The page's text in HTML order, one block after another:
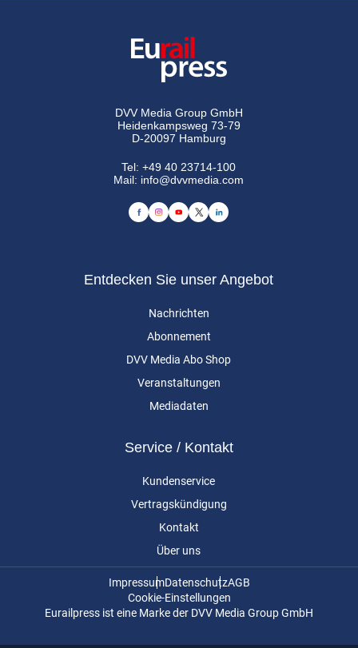
DVV Media Group GmbH
Heidenkampsweg 73-79
D-20097 Hamburg
Tel:+49 40 23714-100
Mail: info@dvvmedia.com
Entdecken Sie unser Angebot
Nachrichten
Abonnement
DVV Media Abo Shop
Veranstaltungen
Mediadaten
Service / Kontakt
Kundenservice
Vertragskündigung
Kontakt
Über uns
ImpressumDatenschutzAGB
Cookie-Einstellungen
Eurailpress ist eine Marke der DVV Media Group GmbH